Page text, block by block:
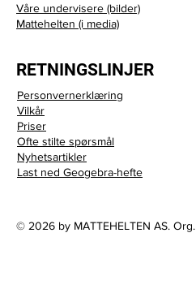
Våre undervisere (bilder)
Mattehelten (i media)
RETNINGSLINJER
Personvernerklæring
Vilkår
Priser
Ofte stilte spørsmål
Nyhetsartikler
Last ned Geogebra-hefte
© 2026 by MATTEHELTEN AS.